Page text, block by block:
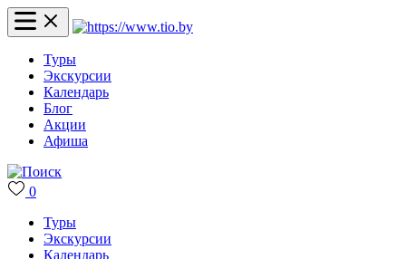
Туры
Экскурсии
Календарь
Блог
Акции
Афиша
0
Туры
Экскурсии
Календарь